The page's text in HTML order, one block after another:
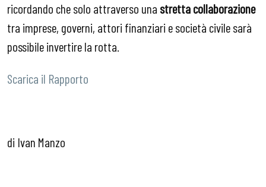
ricordando che solo attraverso una stretta collaborazione
tra imprese, governi, attori finanziari e società civile sarà
possibile invertire la rotta.
Scarica il Rapporto
di Ivan Manzo